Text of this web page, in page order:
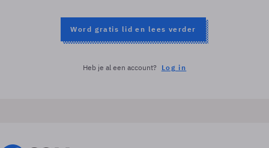
Word gratis lid en lees verder
Heb je al een account? Log in